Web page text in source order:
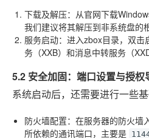
下载及解压：从官网下载
我们建议将其解压到非系统盘的
服务启动：进入zbox目录，双击
务（XXB）和消息中转服务（
5.2 安全加固：端口设置与授权
系统启动后，还需要进行一些基
防火墙配置：在服务器的防火墙
所依赖的通讯端口，主要是